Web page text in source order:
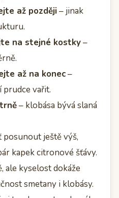
až později– jinak
na stejné kostky–
až na konec–
prudce vařit.
– klobása bývá slaná
posunout ještě výš,
kapek citronové šťávy.
ale kyselost dokáže
smetany i klobásy.